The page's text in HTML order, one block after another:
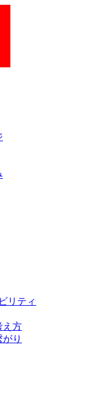
リティ
え方
り